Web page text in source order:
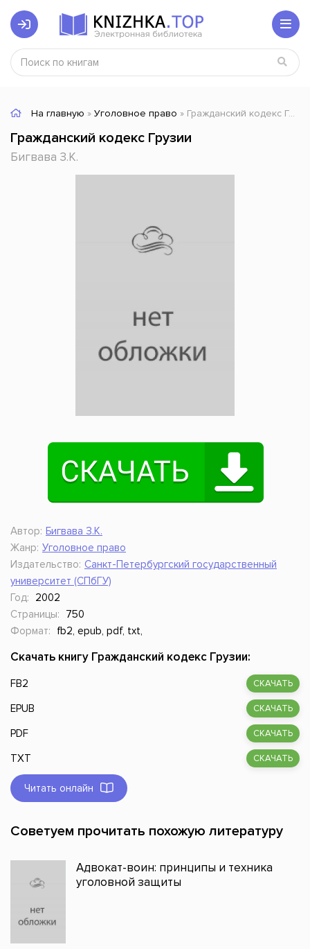
На главную » Уголовное право » Гражданский кодекс Грузии
Гражданский кодекс Грузии
Бигвава З.К.
Автор: Бигвава З.К.
Жанр: Уголовное право
Издательство: Санкт-Петербургский государственный
университет (СПбГУ)
Год:
2002
Страницы:
750
Формат:
fb2, epub, pdf, txt,
Скачать книгу Гражданский кодекс Грузии:
FB2 СКАЧАТЬ
EPUB СКАЧАТЬ
PDF СКАЧАТЬ
TXT СКАЧАТЬ
Читать онлайн
Советуем прочитать похожую литературу
Адвокат-воин: принципы и техника
уголовной защиты